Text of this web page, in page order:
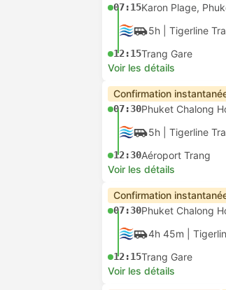
07:15Karon Plage,
5h | Tigerline
12:15Trang Gare
Voir les détails
Confirmation
07:30Phuket Chalong
5h | Tigerline
12:30Aéroport Trang
Voir les détails
Confirmation
07:30Phuket Chalong
4h 45m |
12:15Trang Gare
Voir les détails